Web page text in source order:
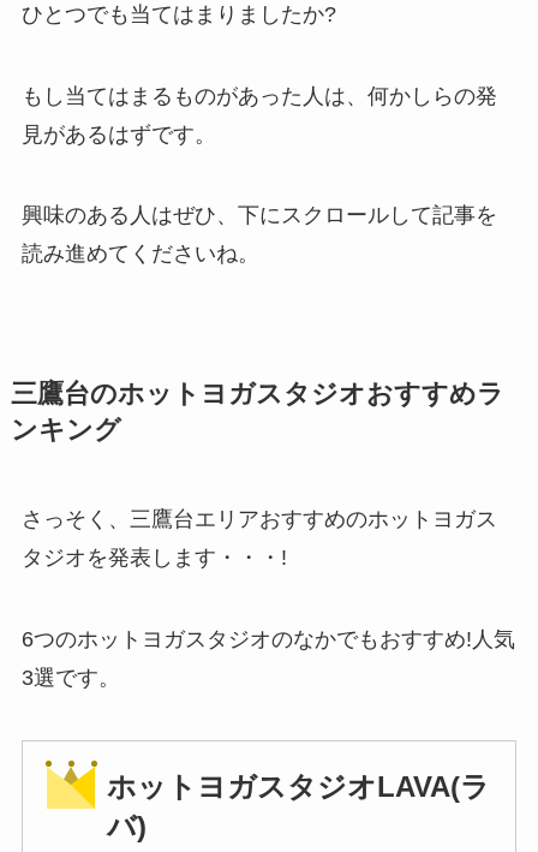
ひとつでも当てはまりましたか?
もし当てはまるものがあった人は、何かしらの発
見があるはずです。
興味のある人はぜひ、下にスクロールして記事を
読み進めてくださいね。
三鷹台のホットヨガスタジオおすすめラ
ンキング
さっそく、三鷹台エリアおすすめのホットヨガス
タジオを発表します・・・!
6つのホットヨガスタジオのなかでもおすすめ!人気
3選です。
ホットヨガスタジオLAVA(ラ
バ)